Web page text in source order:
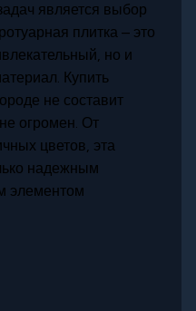
является выбор
плитка – это
но и
Купить
не составит
огромен. От
цветов, эта
надежным
элементом